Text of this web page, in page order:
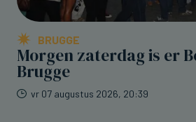
BRUGGE
Morgen zaterdag is er
Brugge
vr 07 augustus 2026, 20:39